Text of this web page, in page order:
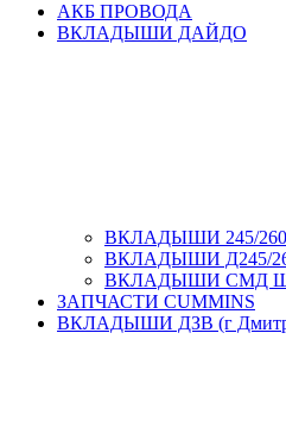
АКБ ПРОВОДА
ВКЛАДЫШИ ДАЙДО
ВКЛАДЫШИ 245/
ВКЛАДЫШИ Д245/
ВКЛАДЫШИ СМД
ЗАПЧАСТИ CUMMINS
ВКЛАДЫШИ ДЗВ (г